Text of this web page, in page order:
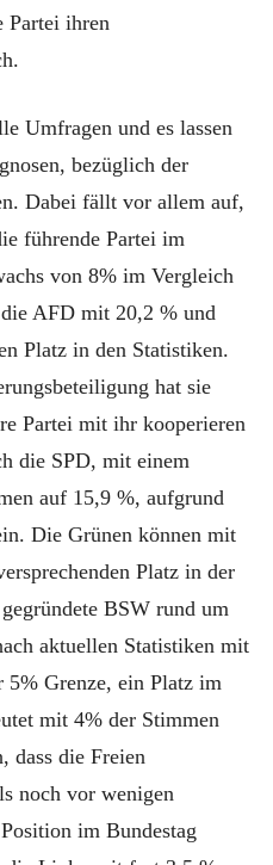
Partei ihren
Umfragen und es lassen
bezüglich der
Dabei fällt vor allem auf,
führende Partei im
von 8% im Vergleich
AFD mit 20,2 % und
Platz in den Statistiken.
hat sie
Partei mit ihr kooperieren
die SPD, mit einem
auf 15,9 %, aufgrund
Die Grünen können mit
Platz in der
BSW rund um
aktuellen Statistiken mit
5% Grenze, ein Platz im
mit 4% der Stimmen
dass die Freien
noch vor wenigen
im Bundestag